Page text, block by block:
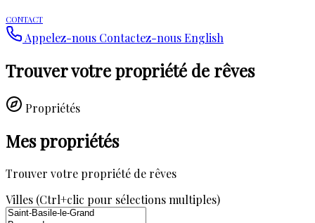
CONTACT
Appelez-nous Contactez-nousEnglish
Trouver votre propriété de rêves
Propriétés
Mes propriétés
Trouver votre propriété de rêves
Villes (Ctrl+clic pour sélections multiples)